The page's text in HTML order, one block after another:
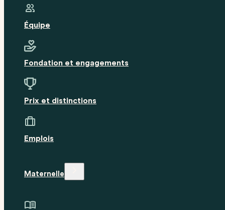
Équipe
Fondation et engagements
Prix et distinctions
Emplois
Maternelle